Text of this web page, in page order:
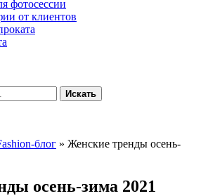
фотосессии
от клиентов
Искать
блог » Женские тренды осень-
осень-зима 2021